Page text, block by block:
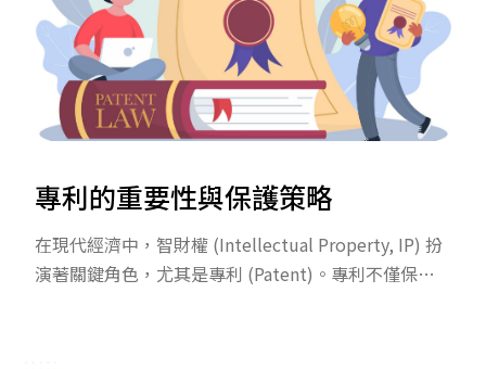
專利的重要性與保護策略
在現代經濟中，智財權 (Intellectual Property, IP) 扮
演著關鍵角色，尤其是專利 (Patent)。專利不僅保護